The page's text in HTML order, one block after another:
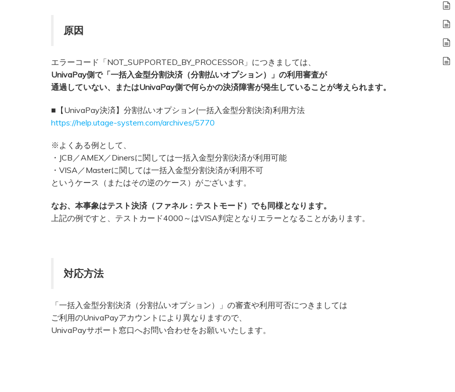
原因
エラーコード「NOT_SUPPORTED_BY_PROCESSOR」につきましては、
UnivaPay側で「一括入金型分割決済（分割払いオプション）」の利用審査が
通過していない、またはUnivaPay側で何らかの決済障害が発生していることが考えられます。
■【UnivaPay決済】分割払いオプション(一括入金型分割決済)利用方法
https://help.utage-system.com/archives/5770
※よくある例として、
・JCB／AMEX／Dinersに関しては一括入金型分割決済が利用可能
・VISA／Masterに関しては一括入金型分割決済が利用不可
というケース（またはその逆のケース）がございます。
なお、本事象はテスト決済（ファネル：テストモード）でも同様となります。
上記の例ですと、テストカード4000～はVISA判定となりエラーとなることがあります。
対応方法
「一括入金型分割決済（分割払いオプション）」の審査や利用可否につきましては
ご利用のUnivaPayアカウントにより異なりますので、
UnivaPayサポート窓口へお問い合わせをお願いいたします。